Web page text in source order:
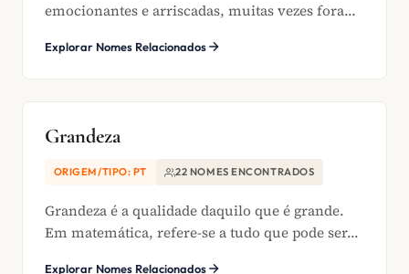
emocionantes e arriscadas, muitas vezes fora...
Explorar Nomes Relacionados
Grandeza
ORIGEM/TIPO: PT 22 NOMES ENCONTRADOS
Grandeza é a qualidade daquilo que é grande.
Em matemática, refere-se a tudo que pode ser...
Explorar Nomes Relacionados